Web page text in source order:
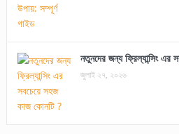
নতুনদের জন্য ফ্রিল্যান্সিং এর
জুলাই ২৭, ২০২৬